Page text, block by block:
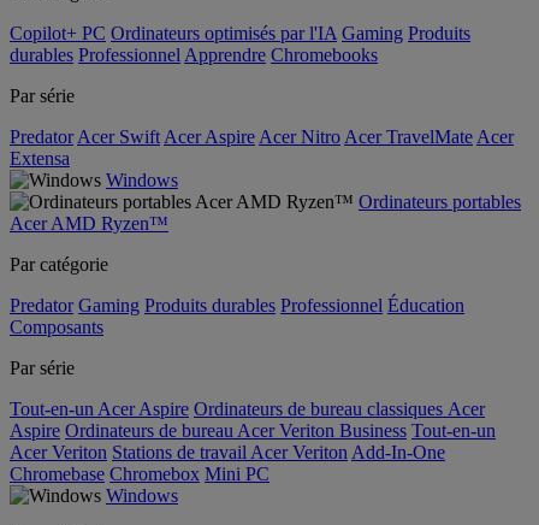
Copilot+ PC Ordinateurs optimisés par l'IA Gaming Produits
durables Professionnel Apprendre Chromebooks
Par série
Predator Acer Swift Acer Aspire Acer Nitro Acer TravelMate Acer
Extensa
Windows
Ordinateurs portables
Acer AMD Ryzen™
Par catégorie
Predator Gaming Produits durables Professionnel Éducation
Composants
Par série
Tout-en-un Acer Aspire Ordinateurs de bureau classiques Acer
Aspire Ordinateurs de bureau Acer Veriton Business Tout-en-un
Acer Veriton Stations de travail Acer Veriton Add-In-One
Chromebase Chromebox Mini PC
Windows